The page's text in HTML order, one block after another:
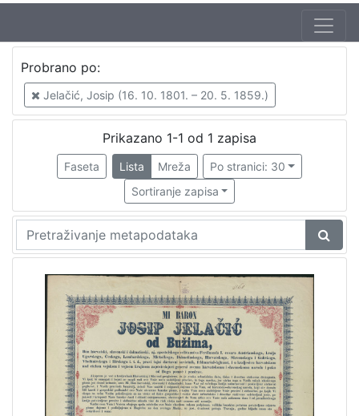
Probrano po:
Jelačić, Josip (16. 10. 1801. – 20. 5. 1859.)
Prikazano 1-1 od 1 zapisa
Faseta Lista Mreža
Po stranici: 30
Sortiranje zapisa